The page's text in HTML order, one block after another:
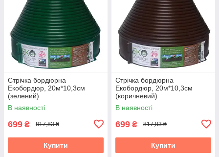
Стрічка бордюрна
Екобордюр, 20м*10,3см
(зелений)
В наявності
699 ₴ 817,83 ₴
Купити
Стрічка бордюрна
Екобордюр, 20м*10,3см
(коричневий)
В наявності
699 ₴ 817,83 ₴
Купити